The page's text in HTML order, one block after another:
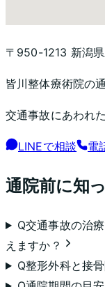
〒950-1213 新潟
皆川整体療術院の
交通事故にあわれ
LINEで相談 電
通院前に知
Q交通事故の治
えますか？
Q整形外科と接